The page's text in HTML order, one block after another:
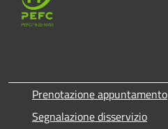
Prenotazione appuntamento
Segnalazione disservizio